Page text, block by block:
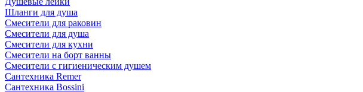
Шланги для душа
Смесители для раковин
Смесители для душа
Смесители для кухни
Смесители на борт ванны
Смесители с гигиеническим душем
Сантехника Remer
Сантехника Bossini